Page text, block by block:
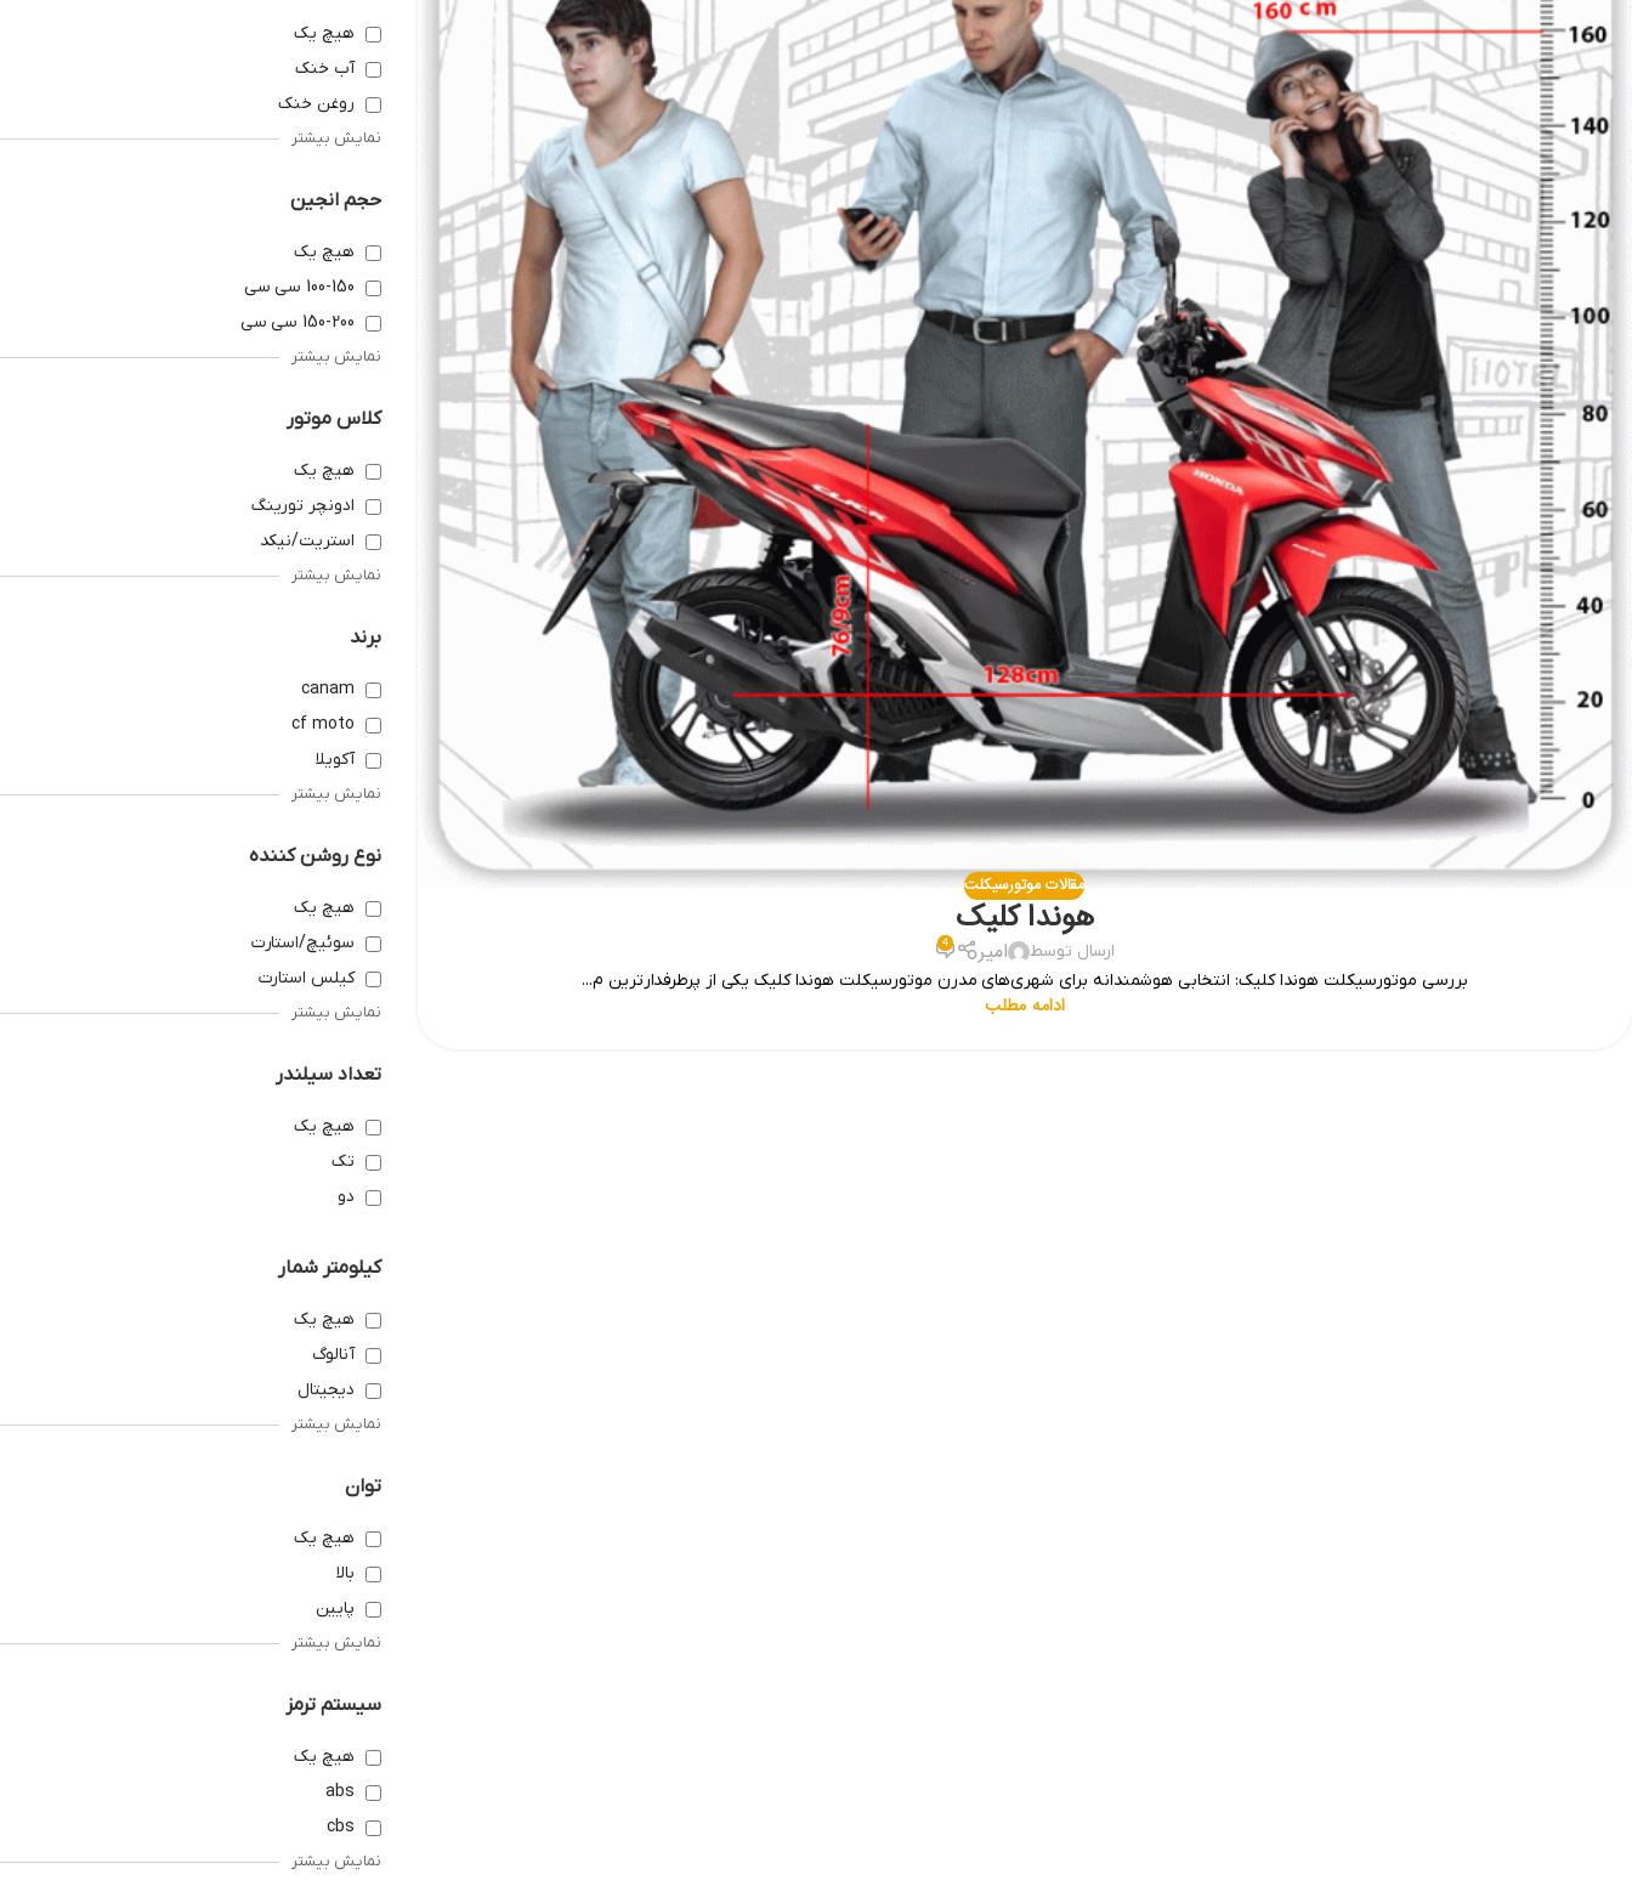
مقالات موتورسیکلت
هوندا کلیک
ارسال توسط امیر 4
بررسی موتورسیکلت هوندا کلیک: انتخابی هوشمندانه برای شهری‌های مدرن موتورسیکلت هوندا کلیک یکی از پرطرفدارترین م...
ادامه مطلب
هیچ یک
آب خنک
روغن خنک
نمایش بیشتر
حجم انجین
هیچ یک
100-150 سی سی
150-200 سی سی
نمایش بیشتر
کلاس موتور
هیچ یک
ادونچر تورینگ
استریت/نیکد
نمایش بیشتر
برند
canam
cf moto
آکویلا
نمایش بیشتر
نوع روشن کننده
هیچ یک
سوئیچ/استارت
کیلس استارت
نمایش بیشتر
تعداد سیلندر
هیچ یک
تک
دو
کیلومتر شمار
هیچ یک
آنالوگ
دیجیتال
نمایش بیشتر
توان
هیچ یک
بالا
پایین
نمایش بیشتر
سیستم ترمز
هیچ یک
abs
cbs
نمایش بیشتر